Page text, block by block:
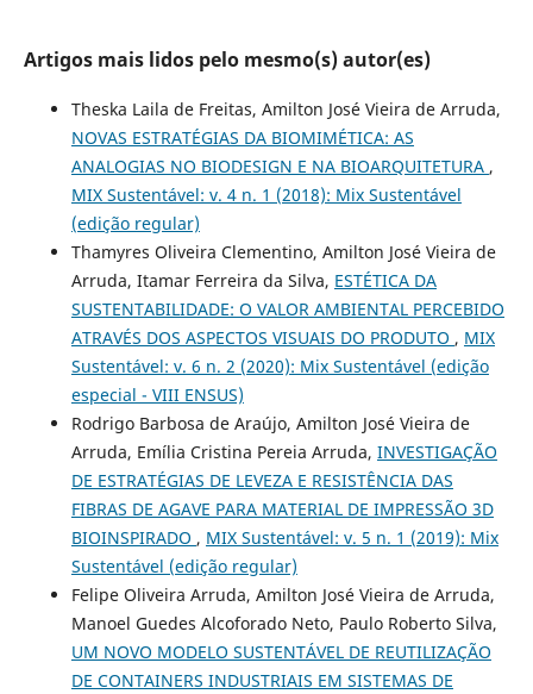
Artigos mais lidos pelo mesmo(s) autor(es)
Theska Laila de Freitas, Amilton José Vieira de Arruda,
NOVAS ESTRATÉGIAS DA BIOMIMÉTICA: AS
ANALOGIAS NO BIODESIGN E NA BIOARQUITETURA ,
MIX Sustentável: v. 4 n. 1 (2018): Mix Sustentável
(edição regular)
Thamyres Oliveira Clementino, Amilton José Vieira de
Arruda, Itamar Ferreira da Silva, ESTÉTICA DA
SUSTENTABILIDADE: O VALOR AMBIENTAL PERCEBIDO
ATRAVÉS DOS ASPECTOS VISUAIS DO PRODUTO , MIX
Sustentável: v. 6 n. 2 (2020): Mix Sustentável (edição
especial - VIII ENSUS)
Rodrigo Barbosa de Araújo, Amilton José Vieira de
Arruda, Emília Cristina Pereia Arruda, INVESTIGAÇÃO
DE ESTRATÉGIAS DE LEVEZA E RESISTÊNCIA DAS
FIBRAS DE AGAVE PARA MATERIAL DE IMPRESSÃO 3D
BIOINSPIRADO , MIX Sustentável: v. 5 n. 1 (2019): Mix
Sustentável (edição regular)
Felipe Oliveira Arruda, Amilton José Vieira de Arruda,
Manoel Guedes Alcoforado Neto, Paulo Roberto Silva,
UM NOVO MODELO SUSTENTÁVEL DE REUTILIZAÇÃO
DE CONTAINERS INDUSTRIAIS EM SISTEMAS DE